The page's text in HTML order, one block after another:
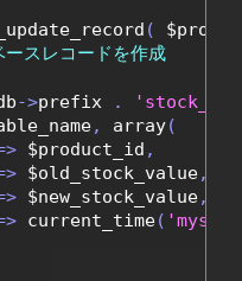
(
スレコードを作成
->prefix .
, array(
$product_id ,
$old_stock_value,
$new_stock_value,
current_time( 'mysql'